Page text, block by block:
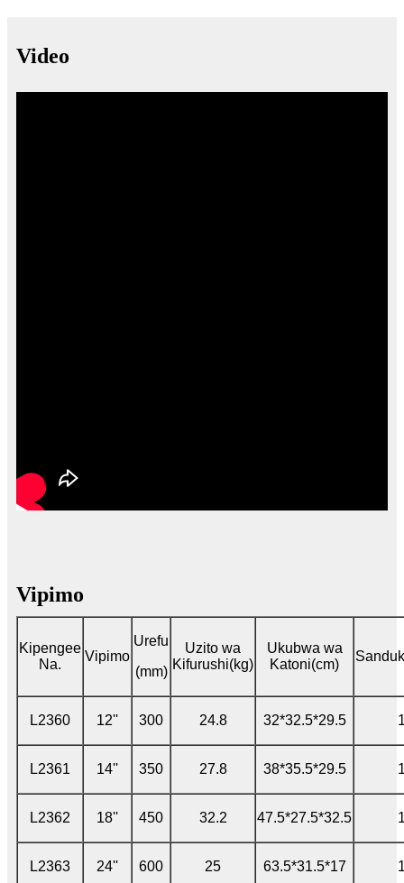
Video
Vipimo
Kipengee
Na.
Vipimo
Urefu
(mm)
Uzito wa
Kifurushi(kg)
Ukubwa wa
Katoni(cm)
L2360 12'' 300 24.8 32*32.5*29.5
L2361 14'' 350 27.8 38*35.5*29.5
L2362 18'' 450 32.2 47.5*27.5*32.5
L2363 24'' 600 25 63.5*31.5*17